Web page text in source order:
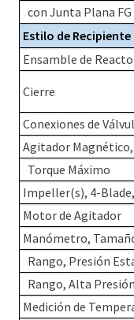
con Junta Plana
Estilo de Recipiente
Ensamble de
Cierre
Conexiones de
Agitador Magnético,
Torque Máximo
Impeller(s), 4-Blade,
Motor de Agitador
Manómetro,
Rango, Presión
Rango, Alta Presión
Medición de